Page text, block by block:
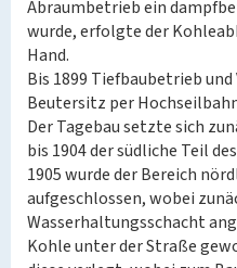
Abraumbetrieb ein
wurde, erfolgte der
Hand.
Bis 1899 Tiefbaubetrieb
Beutersitz per
Der Tagebau setzte sich
bis 1904 der südliche Teil
1905 wurde der Bereich
aufgeschlossen, wobei
Wasserhaltungsschacht
Kohle unter der Straße